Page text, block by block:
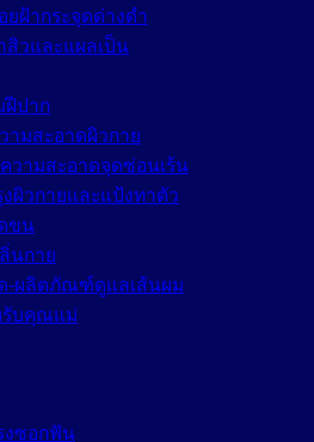
ฝ้ากระจุดด่างดำ
วและแผลเป็น
ฝีปาก
มสะอาดผิวกาย
ามสะอาดจุดซ่อนเร้น
ผิวกายและแป้งทาตัว
ขน
นกาย
-ผลิตภัณฑ์ดูแลเส้นผม
รับคุณแม่
งซอกฟัน